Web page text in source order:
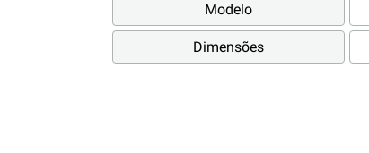
Modelo
Dimensões